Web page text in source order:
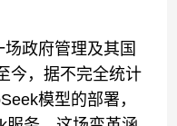
政府管理及其国
今，据不完全统计
模型的部署，